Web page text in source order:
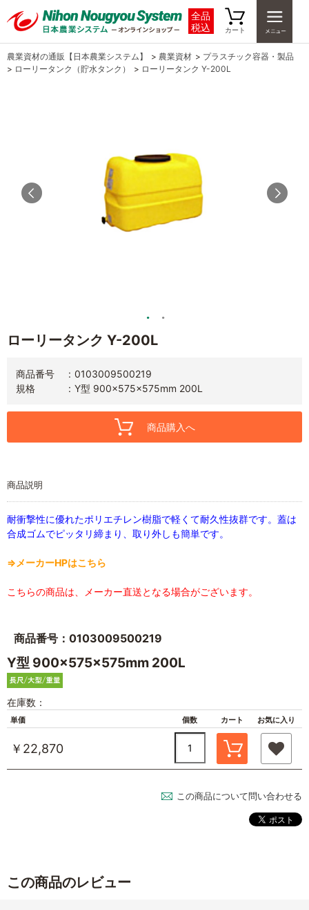
全品
税込
カート
農業資材の通販【日本農業システム】 > 農業資材 > プラスチック容器・製品
> ローリータンク（貯水タンク） > ローリータンク Y-200L
ローリータンク Y-200L
商品番号
0103009500219
規格
Y型 900×575×575mm 200L
商品購入へ
商品説明
耐衝撃性に優れたポリエチレン樹脂で軽くて耐久性抜群です。蓋は
合成ゴムでピッタリ締まり、取り外しも簡単です。
⇒メーカーHPはこちら
こちらの商品は、メーカー直送となる場合がございます。
商品番号：0103009500219
Y型 900×575×575mm 200L
在庫数：
単価 個数 カート お気に入り
￥22,870
この商品について問い合わせる
この商品のレビュー